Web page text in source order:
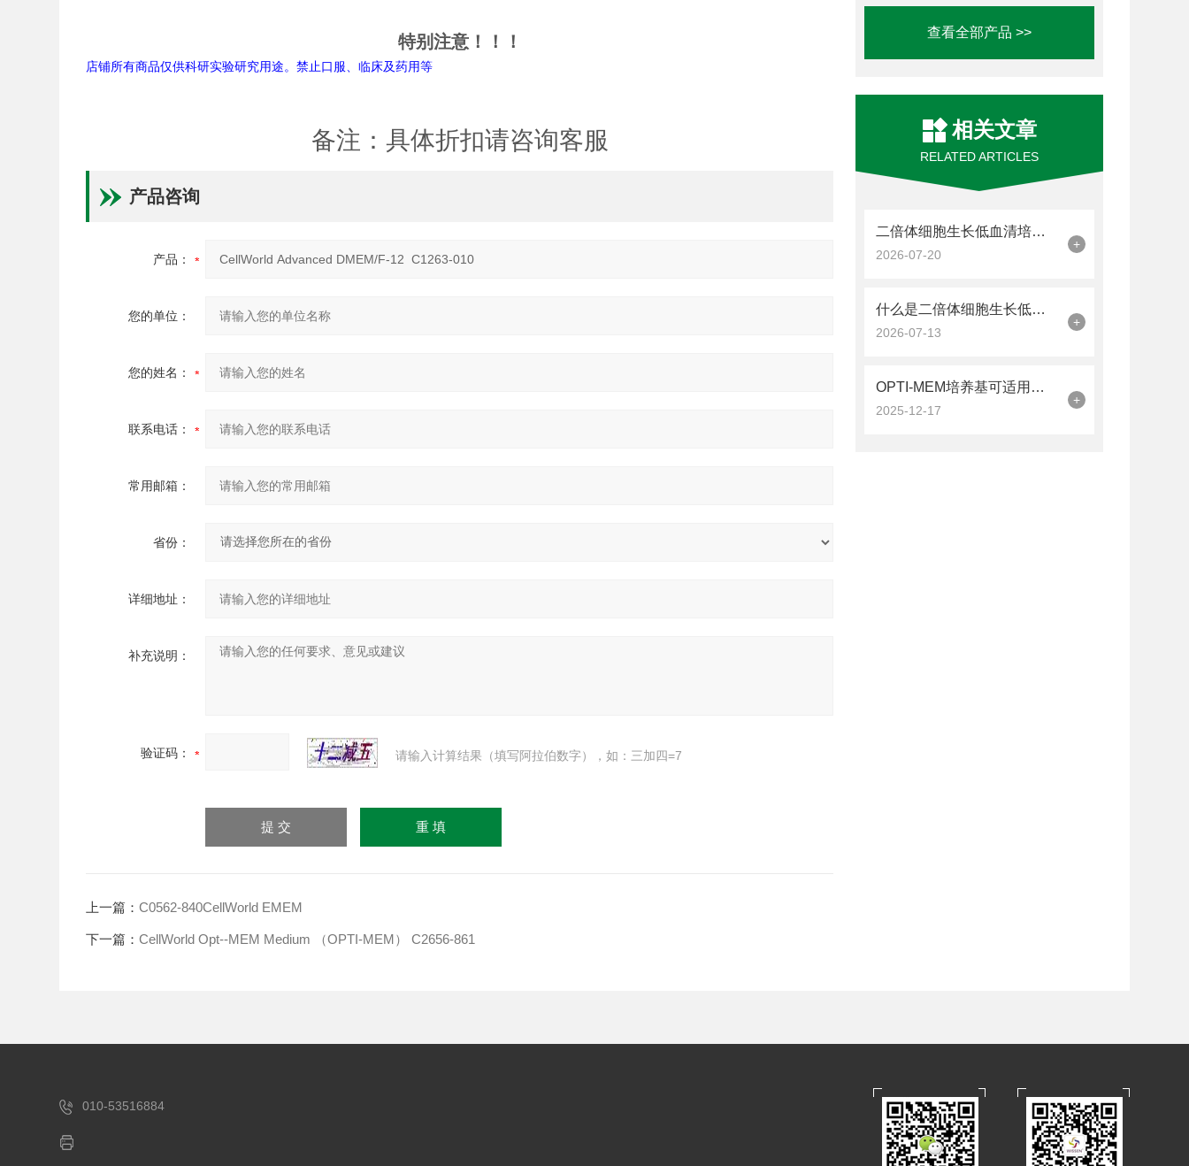
查看全部产品 >>
相关文章
RELATED ARTICLES
二倍体细胞生长低血清培养基(SRM)是一种优化细胞培养的平衡策略
2026-07-20
+
什么是二倍体细胞生长低血清培养基(SRM)?
2026-07-13
+
OPTI-MEM培养基可适用于多种哺乳动物细胞的培养
2025-12-17
+
特别注意！！！
店铺所有商品仅供科研实验研究用途。禁止口服、临床及药用等
备注：具体折扣请咨询客服
产品咨询
产品：
您的单位：
您的姓名：
联系电话：
常用邮箱：
省份：
详细地址：
补充说明：
验证码： 请输入计算结果（填写阿拉伯数字），如：三加四=7
上一篇：C0562-840CellWorld EMEM
下一篇：CellWorld Opt--MEM Medium （OPTI-MEM） C2656-861
010-53516884